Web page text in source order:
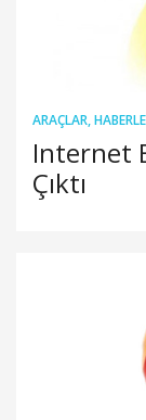
ARAÇLAR,
Internet
Çıktı